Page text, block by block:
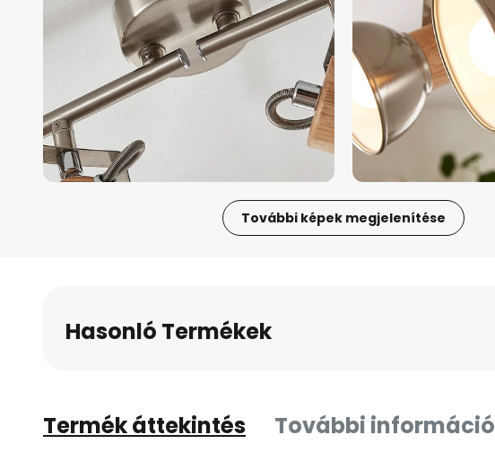
További képek megjelenítése
Hasonló Termékek
Termék áttekintés További információ